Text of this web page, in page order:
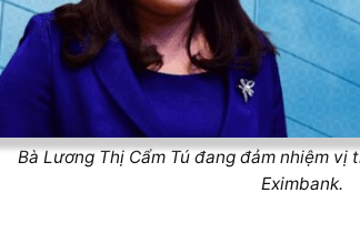
Bà Lương Thị Cẩm Tú đang đảm nhiệm vị
Eximbank.